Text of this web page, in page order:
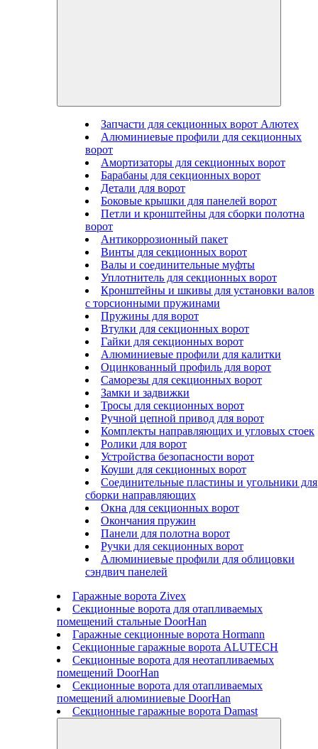
Запчасти для секционных ворот Алютех
Алюминиевые профили для секционных
ворот
Амортизаторы для секционных ворот
Барабаны для секционных ворот
Детали для ворот
Боковые крышки для панелей ворот
Петли и кронштейны для сборки полотна
ворот
Антикоррозионный пакет
Винты для секционных ворот
Валы и соединительные муфты
Уплотнитель для секционных ворот
Кронштейны и шкивы для установки валов
с торсионными пружинами
Пружины для ворот
Втулки для секционных ворот
Гайки для секционных ворот
Алюминиевые профили для калитки
Оцинкованный профиль для ворот
Саморезы для секционных ворот
Замки и задвижки
Тросы для секционных ворот
Ручной цепной привод для ворот
Комплекты направляющих и угловых стоек
Ролики для ворот
Устройства безопасности ворот
Коуши для секционных ворот
Соединительные пластины и угольники для
сборки направляющих
Окна для секционных ворот
Окончания пружин
Панели для полотна ворот
Ручки для секционных ворот
Алюминиевые профили для облицовки
сэндвич панелей
Гаражные ворота Zivex
Секционные ворота для отапливаемых
помещений стальные DoorHan
Гаражные секционные ворота Hormann
Секционные гаражные ворота ALUTECH
Секционные ворота для неотапливаемых
помещений DoorHan
Секционные ворота для отапливаемых
помещений алюминиевые DoorHan
Секционные гаражные ворота Damast